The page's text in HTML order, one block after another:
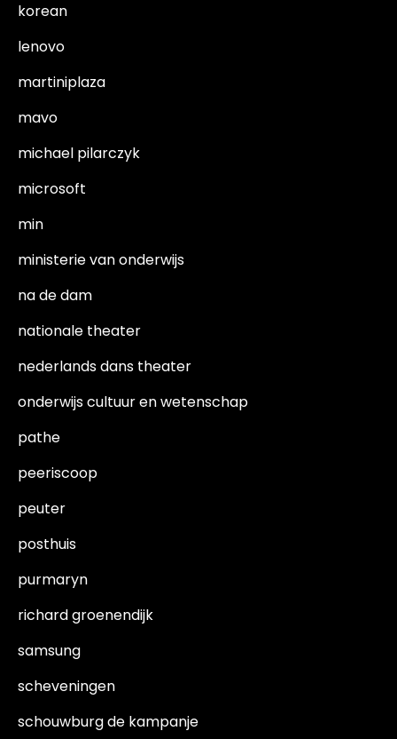
korean
lenovo
martiniplaza
mavo
michael pilarczyk
microsoft
min
ministerie van onderwijs
na de dam
nationale theater
nederlands dans theater
onderwijs cultuur en wetenschap
pathe
peeriscoop
peuter
posthuis
purmaryn
richard groenendijk
samsung
scheveningen
schouwburg de kampanje